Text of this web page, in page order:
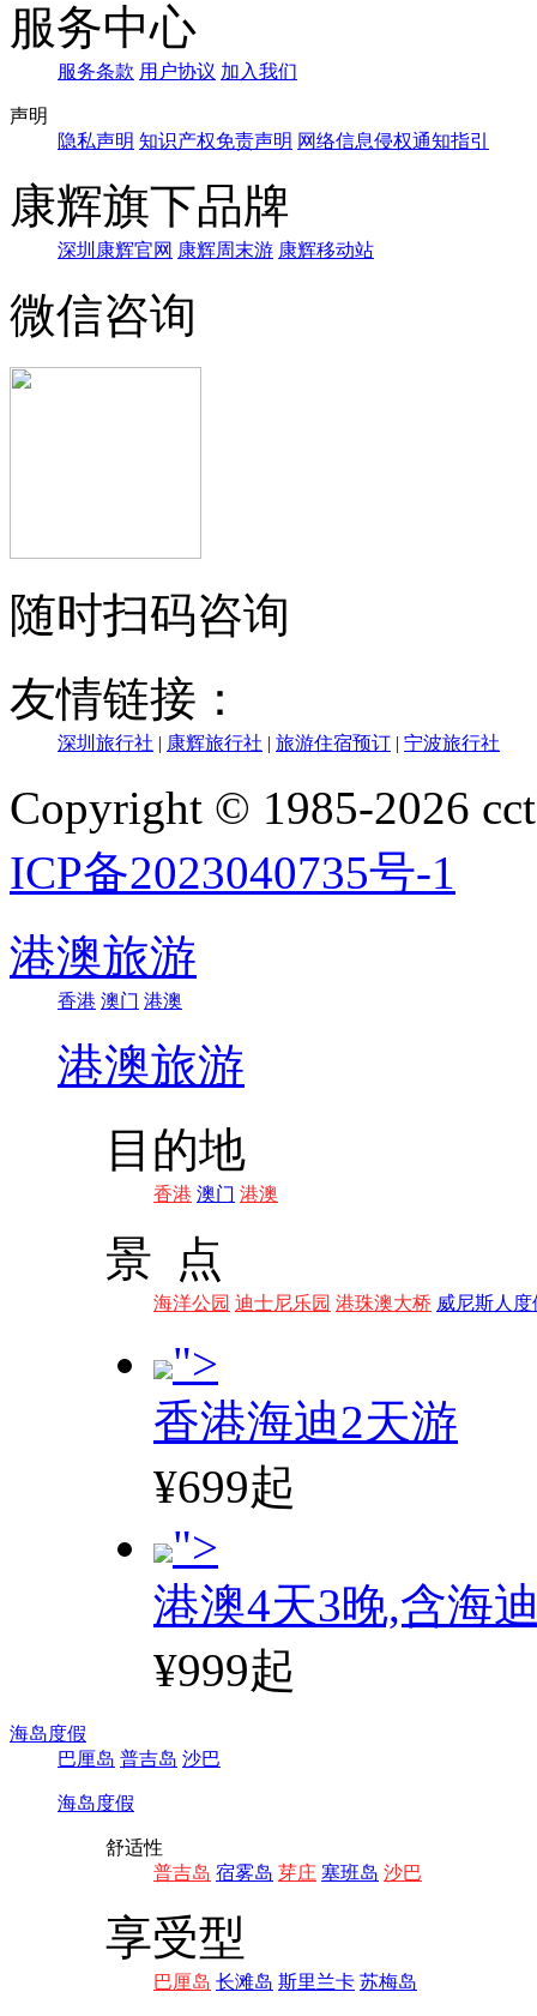
服务中心
服务条款 用户协议 加入我们
声明
隐私声明 知识产权免责声明 网络信息侵权通知指引
康辉旗下品牌
深圳康辉官网 康辉周末游 康辉移动站
微信咨询
随时扫码咨询
友情链接：
深圳旅行社 | 康辉旅行社 | 旅游住宿预订 | 宁波旅行社
Copyright © 1985-2026
ICP备2023040735号-1
港澳旅游
香港 澳门 港澳
港澳旅游
目的地
香港 澳门 港澳
景 点
海洋公园 迪士尼乐园 港珠澳大桥 威尼斯人度
">
香港海迪2天游
¥699起
">
港澳4天3晚,含海
¥999起
海岛度假
巴厘岛 普吉岛 沙巴
海岛度假
舒适性
普吉岛 宿雾岛 芽庄 塞班岛 沙巴
享受型
巴厘岛 长滩岛 斯里兰卡 苏梅岛